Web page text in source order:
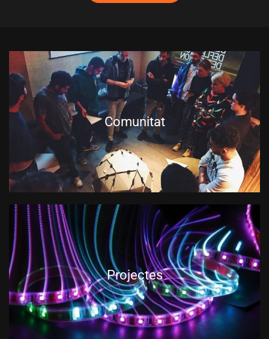
Comunitat
Projectes